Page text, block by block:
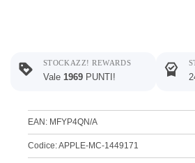
STOCKAZZ! REWARDS
Vale 1969 PUNTI!
EAN: MFYP4QN/A
Codice: APPLE-MC-1449171